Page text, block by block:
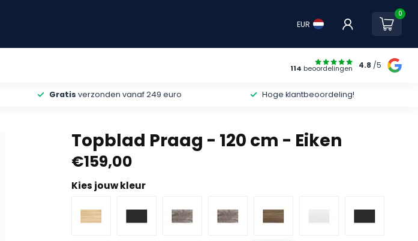
EUR
0
114 beoordelingen 4.8 /5
Gratis verzonden vanaf 249 euro Hoge klantbeoordeling!
Topblad Praag - 120 cm - Eiken
€159,00
Kies jouw kleur